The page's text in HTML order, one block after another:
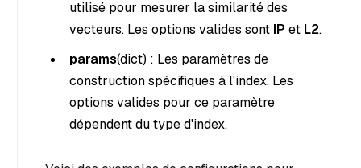
utilisé pour mesurer la similarité des
vecteurs. Les options valides sont IP et L2.
params(dict) : Les paramètres de
construction spécifiques à l'index. Les
options valides pour ce paramètre
dépendent du type d'index.